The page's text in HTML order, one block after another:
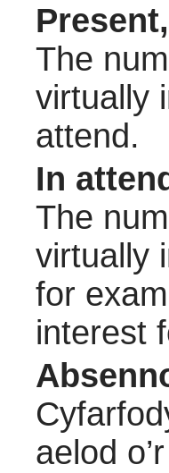
The
virtually
attend.
In
The
virtually
for
interest
aelod